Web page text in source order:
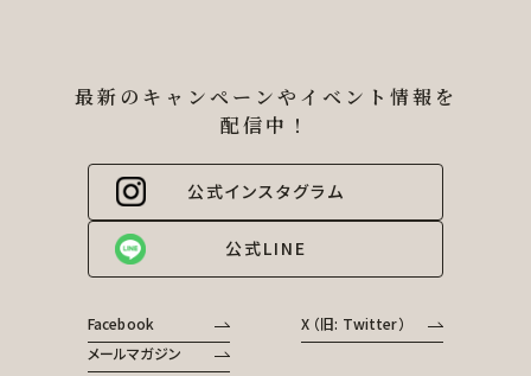
最新のキャンペーンやイベント情報を
配信中！
公式インスタグラム
公式LINE
Facebook
X （旧: Twitter）
メールマガジン